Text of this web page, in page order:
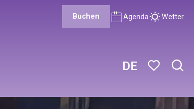
DE
Buchen Agenda Wetter